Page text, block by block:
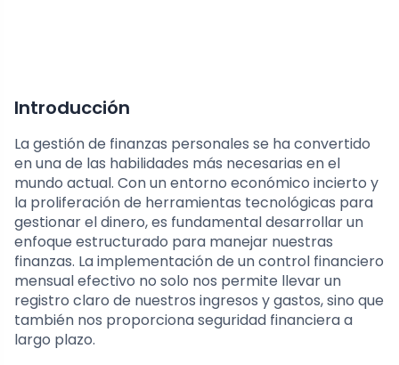
Introducción
La gestión de finanzas personales se ha convertido
en una de las habilidades más necesarias en el
mundo actual. Con un entorno económico incierto y
la proliferación de herramientas tecnológicas para
gestionar el dinero, es fundamental desarrollar un
enfoque estructurado para manejar nuestras
finanzas. La implementación de un control financiero
mensual efectivo no solo nos permite llevar un
registro claro de nuestros ingresos y gastos, sino que
también nos proporciona seguridad financiera a
largo plazo.